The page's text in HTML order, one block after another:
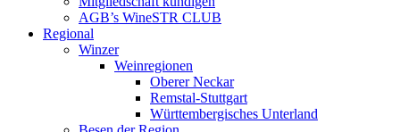
AGB’s WineSTR CLUB
Regional
Winzer
Weinregionen
Oberer Neckar
Remstal-Stuttgart
Württembergisches Unterland